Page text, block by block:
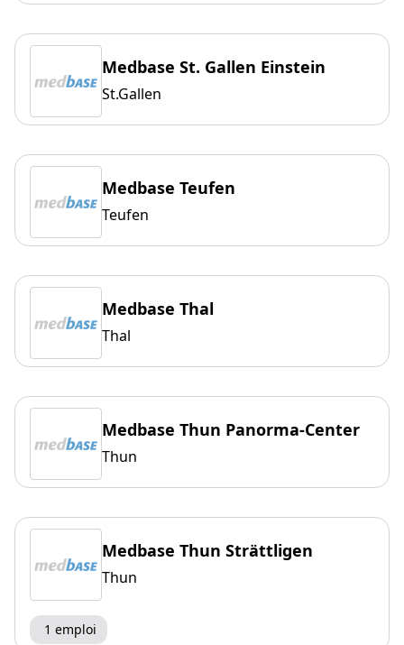
Medbase St. Gallen Einstein
St.Gallen
Medbase Teufen
Teufen
Medbase Thal
Thal
Medbase Thun Panorma-Center
Thun
Medbase Thun Strättligen
Thun
1 emploi